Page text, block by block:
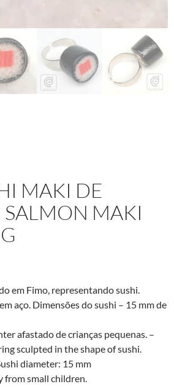
MAKI DE
SALMON MAKI
em Fimo, representando sushi.
aço. Dimensões do sushi – 15 mm de
afastado de crianças pequenas. –
sculpted in the shape of sushi.
diameter: 15 mm
from small children.